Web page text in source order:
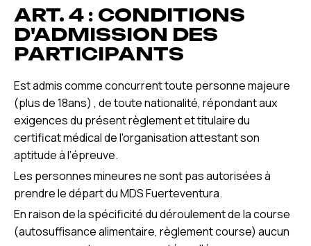
ART. 4 : CONDITIONS
D'ADMISSION DES
PARTICIPANTS
Est admis comme concurrent toute personne majeure
(plus de 18ans) , de toute nationalité, répondant aux
exigences du présent règlement et titulaire du
certificat médical de l'organisation attestant son
aptitude à l'épreuve.
Les personnes mineures ne sont pas autorisées à
prendre le départ du MDS Fuerteventura.
En raison de la spécificité du déroulement de la course
(autosuffisance alimentaire, règlement course) aucun